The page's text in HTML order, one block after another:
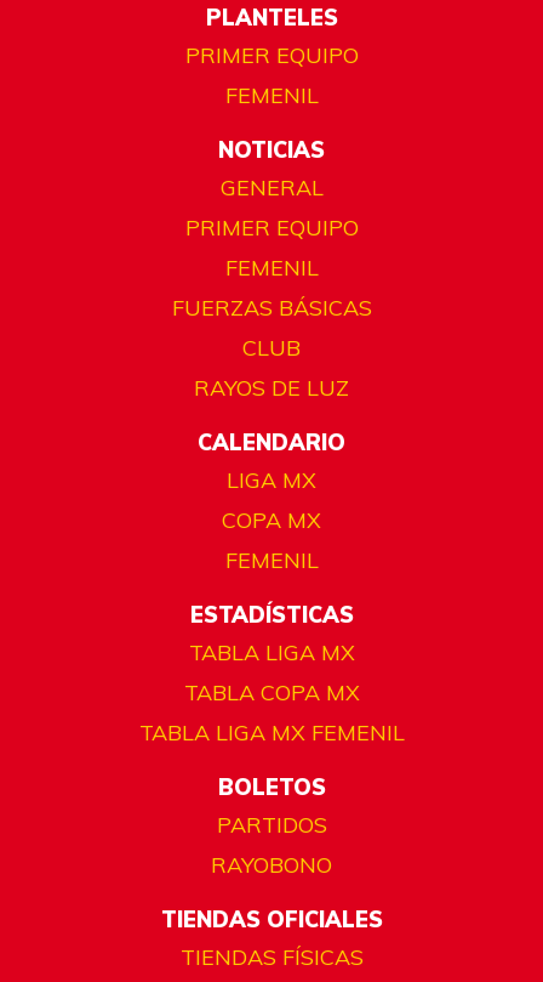
PLANTELES
PRIMER EQUIPO
FEMENIL
NOTICIAS
GENERAL
PRIMER EQUIPO
FEMENIL
FUERZAS BÁSICAS
CLUB
RAYOS DE LUZ
CALENDARIO
LIGA MX
COPA MX
FEMENIL
ESTADÍSTICAS
TABLA LIGA MX
TABLA COPA MX
TABLA LIGA MX FEMENIL
BOLETOS
PARTIDOS
RAYOBONO
TIENDAS OFICIALES
TIENDAS FÍSICAS